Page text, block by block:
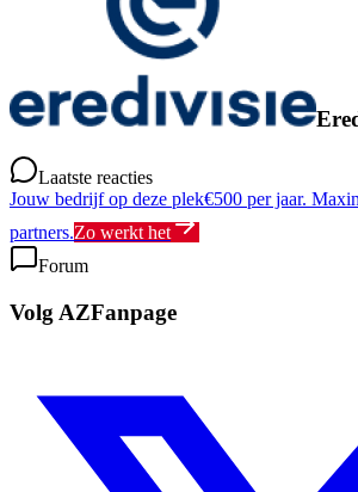
Laatste reacties
Jouw bedrijf op deze plek€500 per jaar.
partners.Zo werkt het
Forum
Volg AZFanpage